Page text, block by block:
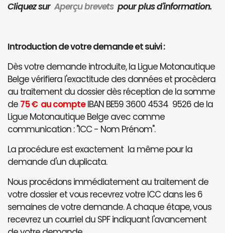
Cliquez surAperçu brevets pour plus d'information.
Introduction de votre demande et suivi :
Dès votre demande introduite, la Ligue Motonautique
Belge vérifiera l'exactitude des données et procèdera
au traitement du dossier dès réception de la somme
de 75 € au compteIBAN BE59 3600 4534 9526 de la
Ligue Motonautique Belge avec comme
communication : "ICC - Nom Prénom".
La procédure est exactement la même pour la
demande d'un duplicata.
Nous procédons immédiatement au traitement de
votre dossier et vous recevrez votre ICC dans les 6
semaines de votre demande. A chaque étape, vous
recevrez un courriel du SPF indiquant l'avancement